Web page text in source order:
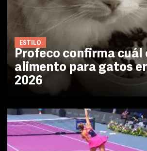
ESTILO
Profeco confirma cuál
alimento para gatos
2026